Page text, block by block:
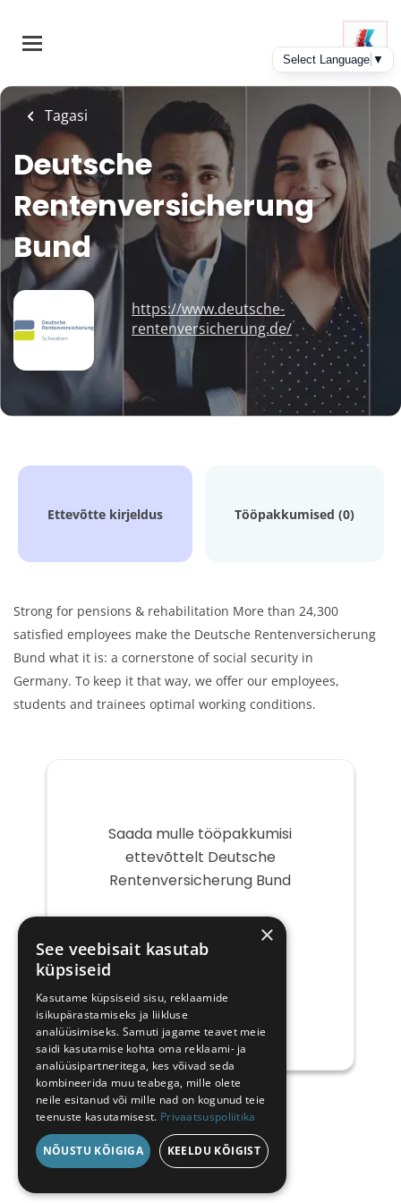
main
Tagasi
Deutsche
Rentenversicherung
Bund
https://www.deutsche-
rentenversicherung.de/
Ettevõtte kirjeldus Tööpakkumised (0)
Strong for pensions & rehabilitation More than 24,300
satisfied employees make the Deutsche Rentenversicherung
Bund what it is: a cornerstone of social security in
Germany. To keep it that way, we offer our employees,
students and trainees optimal working conditions.
Saada mulle tööpakkumisi
ettevõttelt Deutsche
Rentenversicherung Bund
post
×
See veebisait kasutab
küpsiseid
Kasutame küpsiseid sisu, reklaamide
isikupärastamiseks ja liikluse
analüüsimiseks. Samuti jagame teavet meie
saidi kasutamise kohta oma reklaami- ja
analüüsipartneritega, kes võivad seda
kombineerida muu teabega, mille olete
neile esitanud või mille nad on kogunud teie
teenuste kasutamisest. Privaatsuspoliitika
NÕUSTU KÕIGIGA KEELDU KÕIGIST